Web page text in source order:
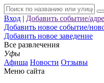
Вход | Добавить событие/
Добавить новое событие/
Добавить новое заведение
Все развлечения
Уфы
Афиша Новости Отзывы
Меню сайта